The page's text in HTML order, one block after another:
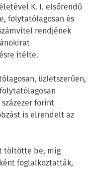
K. I. elsőrendű
folytatólagosan és
rendjének
ítélte.
üzletszerűen,
forint
is elrendelt az
töltötte be, míg
foglalkoztatták,